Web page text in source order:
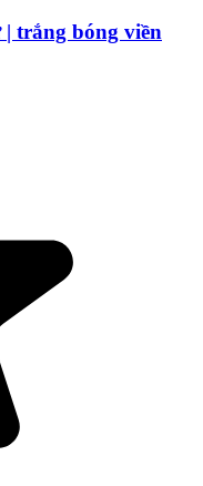
| trắng bóng viền